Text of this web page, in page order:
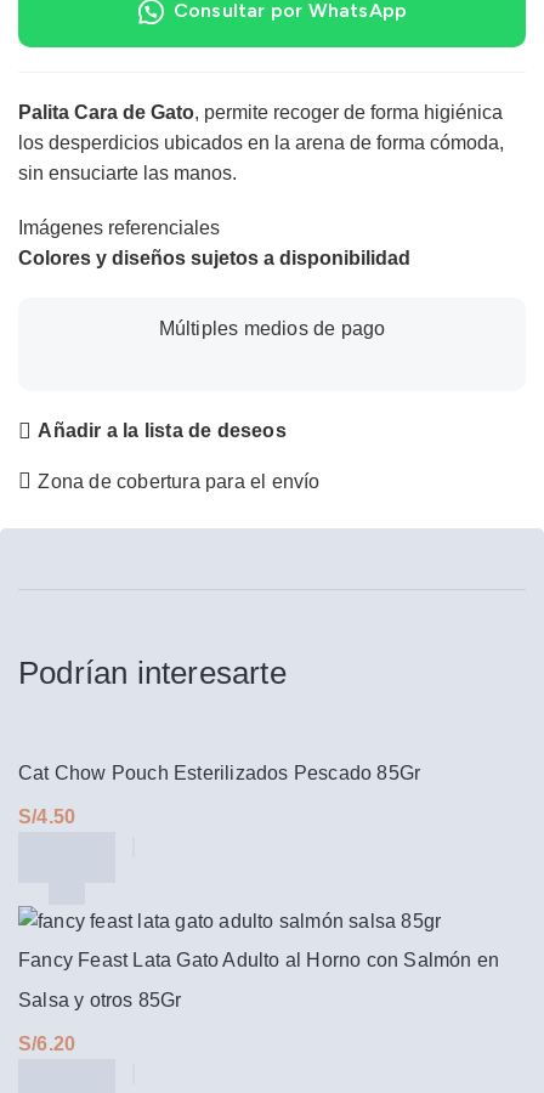
Consultar por WhatsApp
Palita Cara de Gato, permite recoger de forma higiénica
los desperdicios ubicados en la arena de forma cómoda,
sin ensuciarte las manos.
Imágenes referenciales
Colores y diseños sujetos a disponibilidad
Múltiples medios de pago
Añadir a la lista de deseos
Zona de cobertura para el envío
Podrían interesarte
Cat Chow Pouch Esterilizados Pescado 85Gr
S/
Fancy Feast Lata Gato Adulto al Horno con Salmón en
Salsa y otros 85Gr
S/